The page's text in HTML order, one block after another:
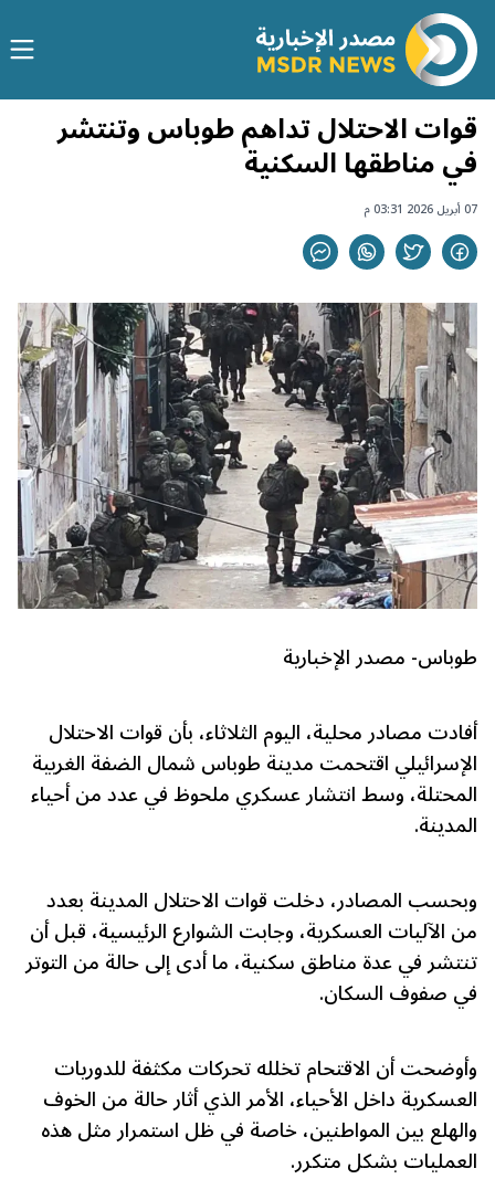
قوات الاحتلال تداهم طوباس وتنتشر
في مناطقها السكنية
07 أبريل 2026 03:31 م
طوباس- مصدر الإخبارية
أفادت مصادر محلية، اليوم الثلاثاء، بأن قوات الاحتلال
الإسرائيلي اقتحمت مدينة طوباس شمال الضفة الغربية
المحتلة، وسط انتشار عسكري ملحوظ في عدد من أحياء
المدينة.
وبحسب المصادر، دخلت قوات الاحتلال المدينة بعدد
من الآليات العسكرية، وجابت الشوارع الرئيسية، قبل أن
تنتشر في عدة مناطق سكنية، ما أدى إلى حالة من التوتر
في صفوف السكان.
وأوضحت أن الاقتحام تخلله تحركات مكثفة للدوريات
العسكرية داخل الأحياء، الأمر الذي أثار حالة من الخوف
والهلع بين المواطنين، خاصة في ظل استمرار مثل هذه
العمليات بشكل متكرر.